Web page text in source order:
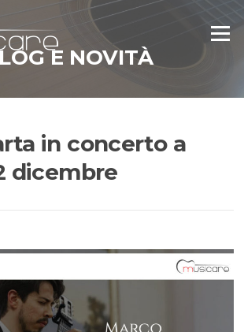
Menu
E NOVITÀ
in concerto a
dicembre